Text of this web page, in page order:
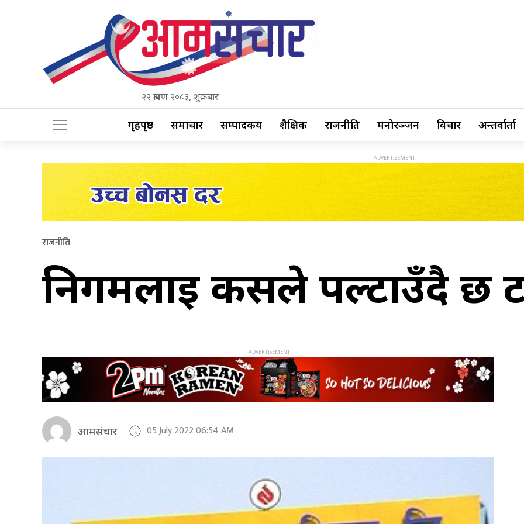
२२ श्रावण २०८३, शुक्रबार
गृहपृष्ठ समाचार सम्पादकीय शैक्षिक राजनीति मनोरञ्जन विचार अन्तर्वार्ता
राजनीति
निगमलाई कसले पल्टाउँदै छ
आमसंचार 05 July 2022 06:54 AM